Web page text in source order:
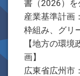
書（2026）を
産業基準計画
枠組み、グリ
【地方の環
画】
広東省広州市